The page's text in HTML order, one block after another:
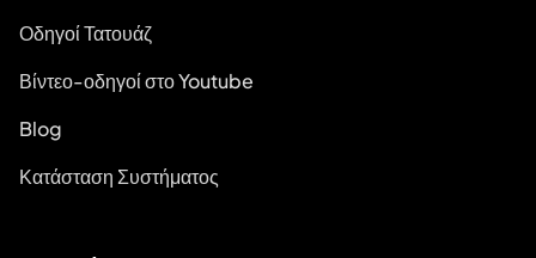
Οδηγοί Τατουάζ
Βίντεο-οδηγοί στο Youtube
Blog
Κατάσταση Συστήματος